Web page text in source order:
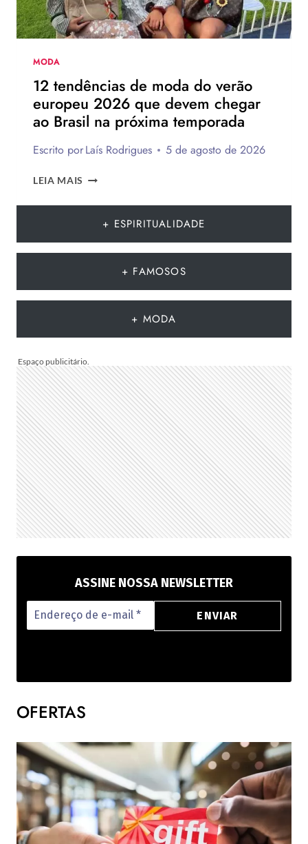
MODA
12 tendências de moda do verão
europeu 2026 que devem chegar
ao Brasil na próxima temporada
Escrito porLaís Rodrigues 5 de agosto de 2026
LEIA MAIS
DE
MODA
QUE
AO
NA
PRÓXIMA
TEMPORADA
+ ESPIRITUALIDADE
+ FAMOSOS
+ MODA
ASSINE NOSSA NEWSLETTER
OFERTAS